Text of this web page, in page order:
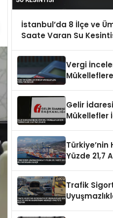
İstanbul’da 8 İlçe ve
Saate Varan Su
Vergi
Gelir
Mükellefler
Türkiye’nin
Yüzde 21,7
Trafik